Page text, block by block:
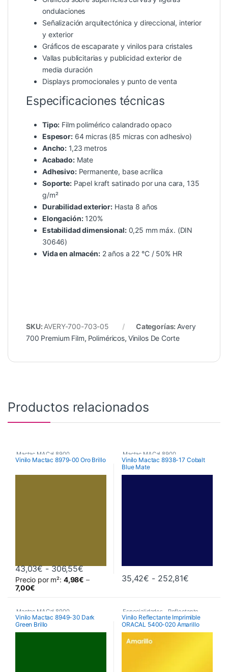
ondulaciones
Señalización arquitectónica y direccional, interior
y exterior
Gráficos de escaparate y vinilos para cristales
Vallas publicitarias y publicidad exterior de
media duración
Displays promocionales y punto de venta
Especificaciones técnicas
Tipo: Film polimérico calandrado opaco
Espesor:64 micras (85 micras con adhesivo)
Ancho: 1,23 metros
Acabado:Mate
Adhesivo:Permanente, base acrílica
Soporte:Papel kraft satinado por una cara, 135
g/m²
Durabilidad exterior: Hasta 8 años
Elongación:120%
Estabilidad dimensional:0,25 mm máx. (DIN
30646)
Vida en almacén:2 años a 22 °C / 50% HR
SKU: AVERY-700-703-05 Categorías: Avery
700 Premium Film, Poliméricos, Vinilos De Corte
Productos relacionados
Mactac MACal 8900
Vinilo Mactac 8979-00 Oro Brillo
43,03€ - 306,55€Rango de precios: desde 43,03€
Precio por m²: 4,98€ –
7,00€
Este producto tiene múltiples variantes. Las opciones se
Mactac MACal 8900
Monoméricos
Vinilo Mactac 8938-17 Cobalt
Blue Mate
35,42€ - 252,81€Rango de
Este producto tiene múltiples
Mactac MACal 8900
Monoméricos
Vinilo Mactac 8949-30 Dark
Green Brillo
Especialidades Reflectante
Vinilos De Corte
Vinilo Reflectante Imprimible
ORACAL 5400-020 Amarillo